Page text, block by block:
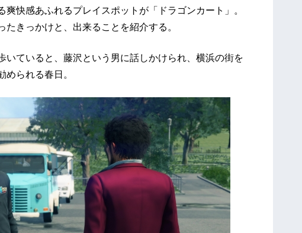
快感あふれるプレイスポットが「ドラゴンカート」。
きっかけと、出来ることを紹介する。
いていると、藤沢という男に話しかけられ、横浜の街を
られる春日。